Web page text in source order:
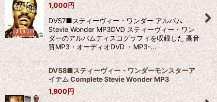
1,000円
DVS7■スティーヴィー・ワンダー アルバム
Stevie Wonder MP3DVD スティーヴィー・ワン
ダーのアルバムディスコグラフィを収録した 高音
質MP3・オーディオDVD ・MP3-…
DVS8■スティーヴィー・ワンダーモンスターア
イテム Complete Stevie Wonder MP3
1,900円